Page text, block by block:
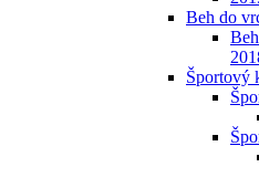
Beh do
Športový